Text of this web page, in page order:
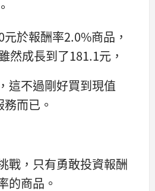
於報酬率2.0%商品，
然成長到了181.1元，
這不過剛好買到現值
而已。
戰，只有勇敢投資報酬
的商品。